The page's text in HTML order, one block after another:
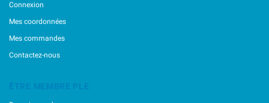
Connexion
Mes coordonnées
Mes commandes
Contactez-nous
ÊTRE MEMBRE PLE